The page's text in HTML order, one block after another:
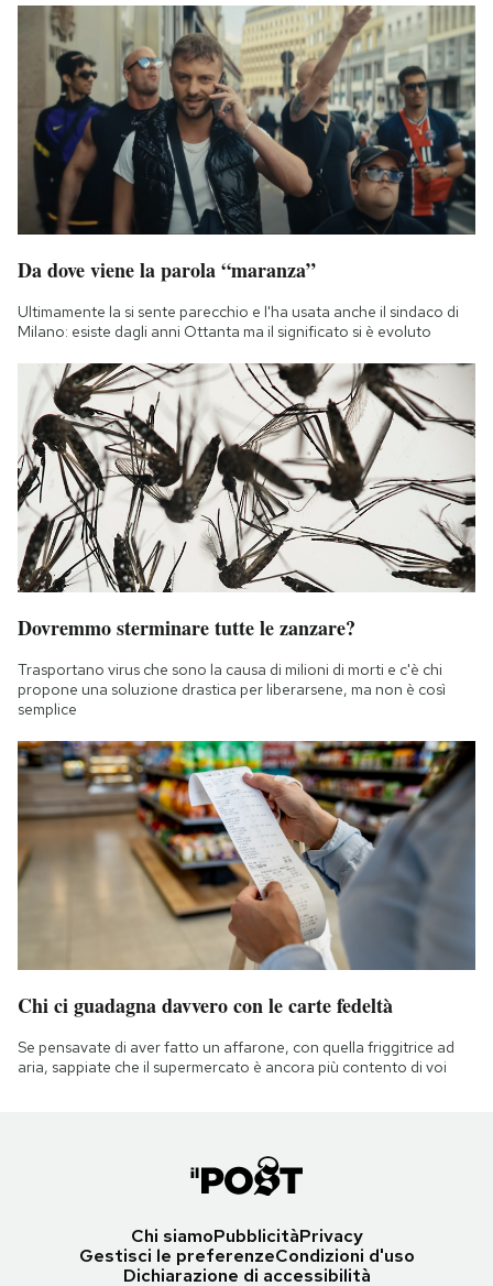
Da dove viene la parola “maranza”
Ultimamente la si sente parecchio e l'ha usata anche il sindaco di
Milano: esiste dagli anni Ottanta ma il significato si è evoluto
Dovremmo sterminare tutte le zanzare?
Trasportano virus che sono la causa di milioni di morti e c'è chi
propone una soluzione drastica per liberarsene, ma non è così
semplice
Chi ci guadagna davvero con le carte fedeltà
Se pensavate di aver fatto un affarone, con quella friggitrice ad
aria, sappiate che il supermercato è ancora più contento di voi
Chi siamoPubblicitàPrivacy
Gestisci le preferenzeCondizioni d'uso
Dichiarazione di accessibilità